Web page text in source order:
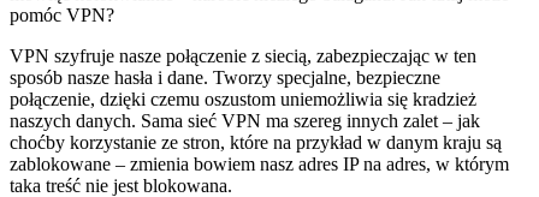
pomóc VPN?
VPN szyfruje nasze połączenie z siecią, zabezpieczając w ten
sposób nasze hasła i dane. Tworzy specjalne, bezpieczne
połączenie, dzięki czemu oszustom uniemożliwia się kradzież
naszych danych. Sama sieć VPN ma szereg innych zalet – jak
choćby korzystanie ze stron, które na przykład w danym kraju są
zablokowane – zmienia bowiem nasz adres IP na adres, w którym
taka treść nie jest blokowana.